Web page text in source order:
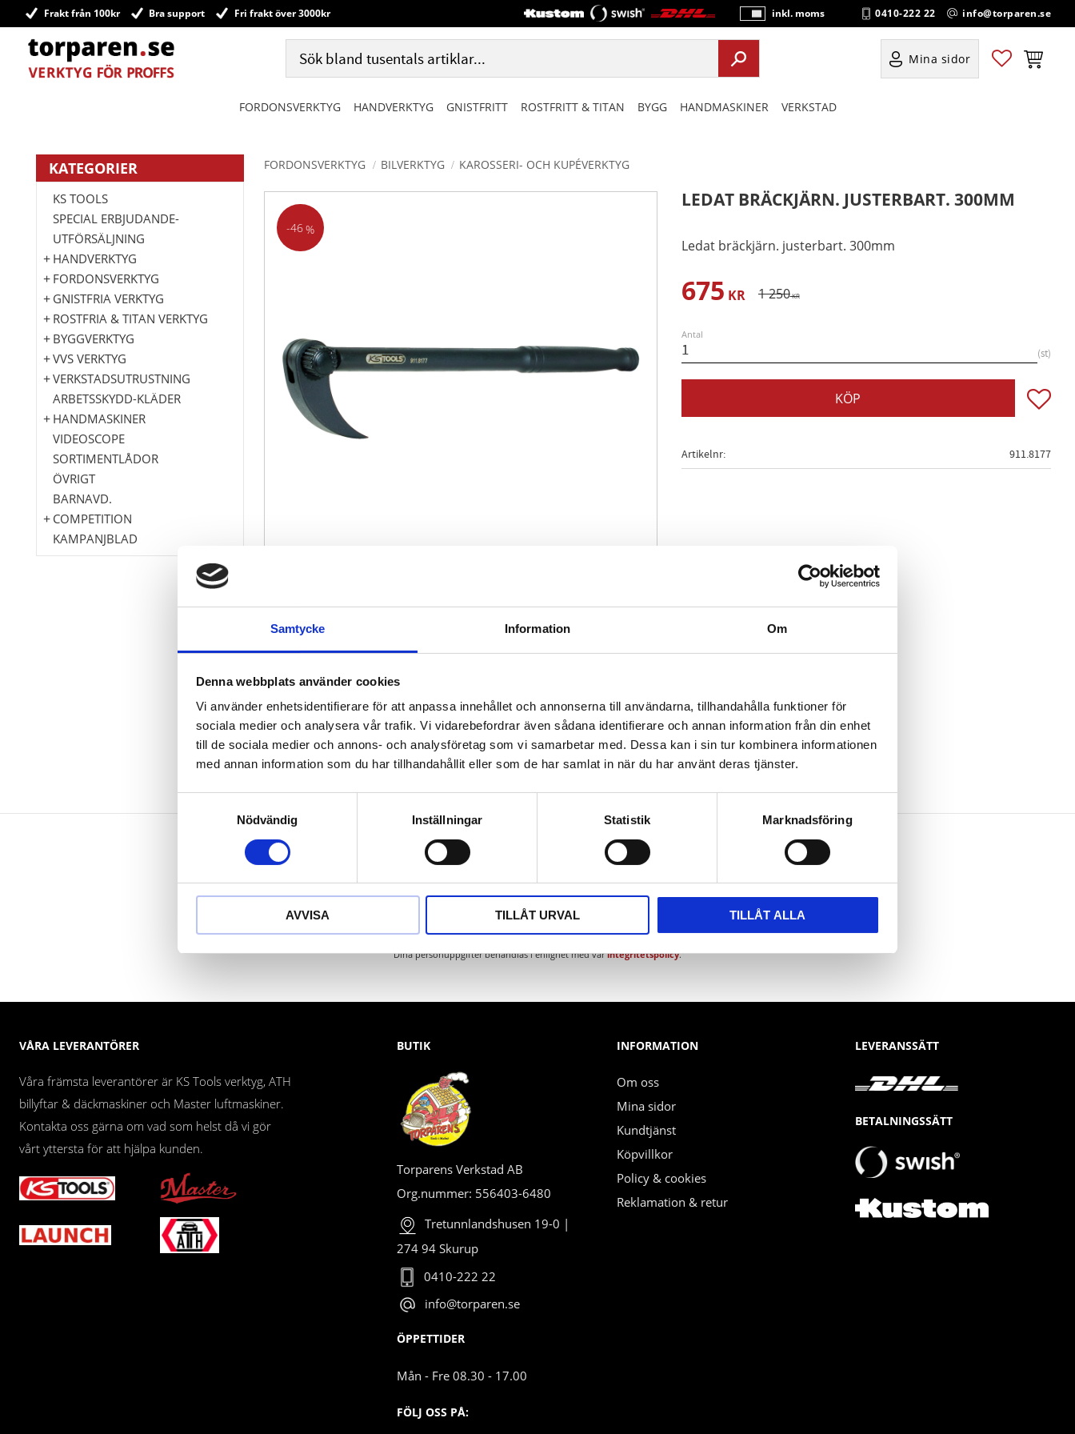
Samtycke Information Om
Denna webbplats använder cookies
Vi använder enhetsidentifierare för att anpassa innehållet och annonserna till användarna, tillhandahålla funktioner för
sociala medier och analysera vår trafik. Vi vidarebefordrar även sådana identifierare och annan information från din enhet
till de sociala medier och annons- och analysföretag som vi samarbetar med. Dessa kan i sin tur kombinera informationen
med annan information som du har tillhandahållit eller som de har samlat in när du har använt deras tjänster.
Nödvändig
Inställningar Statistik Marknadsföring
AVVISA TILLÅT URVAL TILLÅT ALLA
Frakt från 100kr Bra support Fri frakt över 3000kr
P
ri
s
e
vi
inkl. moms 0410-222 22 info@torparen.se
Mina sidor Favoriter
FORDONSVERKTYG HANDVERKTYG GNISTFRITT ROSTFRITT & TITAN BYGG HANDMASKINER VERKSTAD
FORDONSVERKTYG BILVERKTYG KAROSSERI- OCH KUPÉVERKTYG
LEDAT BRÄCKJÄRN. JUSTERBART. 300MM
Ledat bräckjärn. justerbart. 300mm
46%
Nedsatt pris:
675 KR Ordinarie pris:
1 250KR
Antal
st
KÖP Lägg
Artikelnr 911.8177
särskilt mångsidig och robust spak
Optimal sättning även vid minimal arbetsspalt
Speciellt-verktygsstål
KATEGORIER
KS TOOLS
SPECIAL ERBJUDANDE-
UTFÖRSÄLJNING
HANDVERKTYG
FORDONSVERKTYG
GNISTFRIA VERKTYG
ROSTFRIA & TITAN VERKTYG
BYGGVERKTYG
VVS VERKTYG
VERKSTADSUTRUSTNING
ARBETSSKYDD-KLÄDER
HANDMASKINER
VIDEOSCOPE
SORTIMENTLÅDOR
ÖVRIGT
BARNAVD.
COMPETITION
KAMPANJBLAD
Dina personuppgifter behandlas i enlighet med vårintegritetspolicy.
VÅRA LEVERANTÖRER
Våra främsta leverantörer är KS Tools verktyg, ATH
billyftar & däckmaskiner och Master luftmaskiner.
Kontakta oss gärna om vad som helst då vi gör
vårt yttersta för att hjälpa kunden.
BUTIK
Torparens Verkstad AB
Org.nummer: 556403-6480
Tretunnlandshusen 19-0 |
274 94 Skurup
0410-222 22
info@torparen.se
ÖPPETTIDER
Mån - Fre 08.30 - 17.00
FÖLJ OSS PÅ:
INFORMATION
Om oss
Mina sidor
Kundtjänst
Köpvillkor
Policy & cookies
Reklamation & retur
LEVERANSSÄTT
BETALNINGSSÄTT